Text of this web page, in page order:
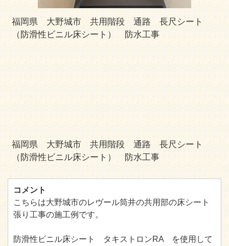
福岡県 大野城市 共用階段 通路 長尺シート
（防滑性ビニル床シート） 防水工事
福岡県 大野城市 共用階段 通路 長尺シート
（防滑性ビニル床シート） 防水工事
コメント
こちらは大野城市のレヴール筒井の共用部の床シート
張り工事の施工例です。
防滑性ビニル床シート タキストロンRA を使用して